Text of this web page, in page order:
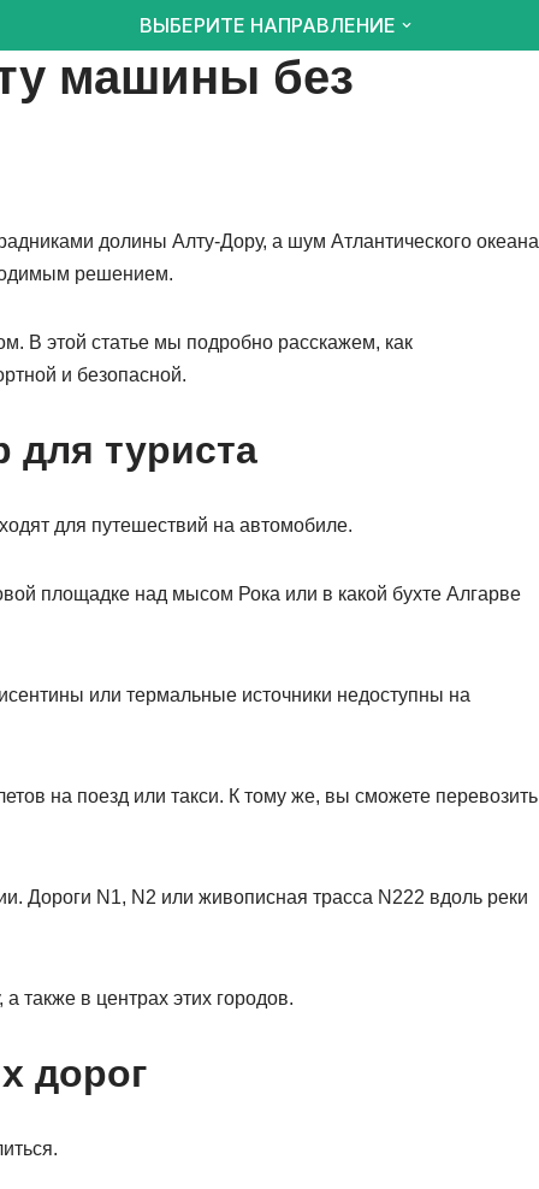
ВЫБЕРИТЕ НАПРАВЛЕНИЕ
машины без
долины Алту-Дору, а шум Атлантического океана
решением.
В этой статье мы подробно расскажем, как
и безопасной.
туриста
для путешествий на автомобиле.
площадке над мысом Рока или в какой бухте Алгарве
или термальные источники недоступны на
на поезд или такси. К тому же, вы сможете перевозить
Дороги N1, N2 или живописная трасса N222 вдоль реки
также в центрах этих городов.
дорог